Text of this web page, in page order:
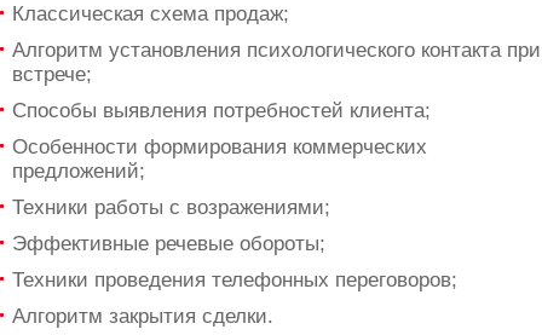
Классическая схема продаж;
Алгоритм установления психологического контакта при
встрече;
Способы выявления потребностей клиента;
Особенности формирования коммерческих
предложений;
Техники работы с возражениями;
Эффективные речевые обороты;
Техники проведения телефонных переговоров;
Алгоритм закрытия сделки.